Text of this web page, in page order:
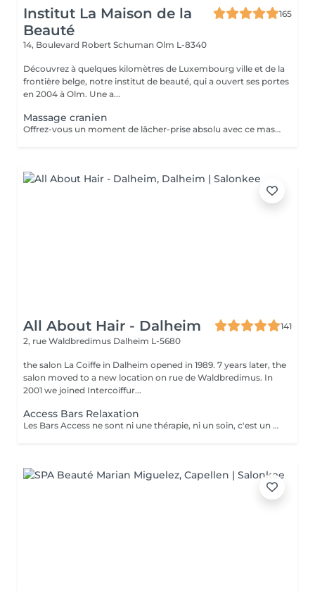
Institut La Maison de la
Beauté
165
14, Boulevard Robert Schuman Olm L-8340
Découvrez à quelques kilomètres de Luxembourg ville et de la
frontière belge, notre institut de beauté, qui a ouvert ses portes
en 2004 à Olm. Une a...
Massage cranien
Offrez-vous un moment de lâcher-prise absolu avec ce massage crânien japonais authentique, transmis par une formatrice venue du Japon. Ce soin agit sur le cuir chevelu, la nuque et les trapèzes pour relâcher les tensions, apaiser le mental et rééquilibrer les énergies. Il favorise la détente profonde, améliore la circulation et aide à libérer le stress et la fatigue nerveuse. Idéal seul ou en complément d'un soin, pour une expérience de bien-être global et revitalisante.
All About Hair - Dalheim
141
2, rue Waldbredimus Dalheim L-5680
the salon La Coiffe in Dalheim opened in 1989. 7 years later, the
salon moved to a new location on rue de Waldbredimus. In
2001 we joined Intercoiffur...
Access Bars Relaxation
Les Bars Access ne sont ni une thérapie, ni un soin, c'est un outil qui favorise le fameux « lâcher-prise ». La stimulation de ces points entraîne un relâchement des blocages mentaux, provoque une relaxation intense et lorsque touchés doucement, ils relâchent sans effort, tout ce qui empêche de recevoir.